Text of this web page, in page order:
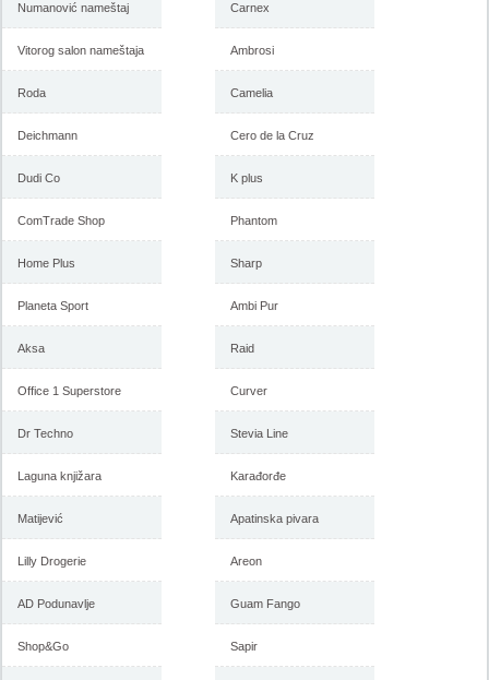
Numanović nameštaj
Vitorog salon nameštaja
Roda
Deichmann
Dudi Co
ComTrade Shop
Home Plus
Planeta Sport
Aksa
Office 1 Superstore
Dr Techno
Laguna knjižara
Matijević
Lilly Drogerie
AD Podunavlje
Shop&Go
Carnex
Ambrosi
Camelia
Cero de la Cruz
K plus
Phantom
Sharp
Ambi Pur
Raid
Curver
Stevia Line
Karađorđe
Apatinska pivara
Areon
Guam Fango
Sapir